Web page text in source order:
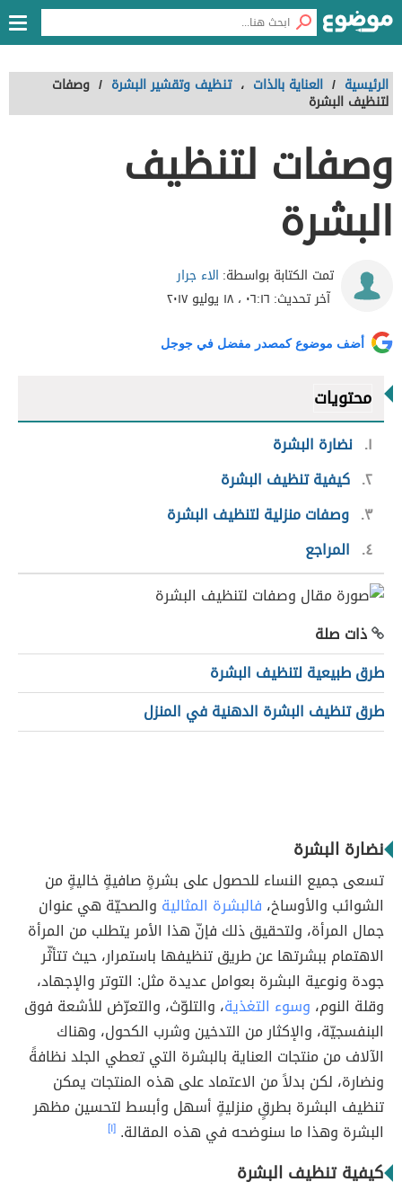
الرئيسية / العناية بالذات ، تنظيف وتقشير البشرة / وصفات
لتنظيف البشرة
وصفات لتنظيف
البشرة
تمت الكتابة بواسطة: الاء جرار
آخر تحديث: ٠٦:١٦ ، ١٨ يوليو ٢٠١٧
أضف موضوع كمصدر مفضل في جوجل
محتويات
١ نضارة البشرة
٢ كيفية تنظيف البشرة
٣ وصفات منزلية لتنظيف البشرة
٤
المراجع
ذات صلة
طرق طبيعية لتنظيف البشرة
طرق تنظيف البشرة الدهنية في المنزل
نضارة البشرة
تسعى جميع النساء للحصول على بشرةٍ صافيةٍ خاليةٍ من
الشوائب والأوساخ، فالبشرة المثالية والصحيّة هي عنوان
جمال المرأة، ولتحقيق ذلك فإنّ هذا الأمر يتطلب من المرأة
الاهتمام ببشرتها عن طريق تنظيفها باستمرار، حيث تتأثّر
جودة ونوعية البشرة بعوامل عديدة مثل: التوتر والإجهاد،
وقلة النوم، وسوء التغذية، والتلوّث، والتعرّض للأشعة فوق
البنفسجيّة، والإكثار من التدخين وشرب الكحول، وهناك
الآلاف من منتجات العناية بالبشرة التي تعطي الجلد نظافةً
ونضارة، لكن بدلاً من الاعتماد على هذه المنتجات يمكن
تنظيف البشرة بطرقٍ منزليةٍ أسهل وأبسط لتحسين مظهر
البشرة وهذا ما سنوضحه في هذه المقالة. [١]
كيفية تنظيف البشرة